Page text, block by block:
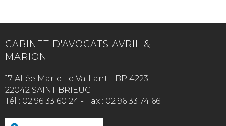
CABINET D'AVOCATS AVRIL &
MARION
17 Allée Marie Le Vaillant - BP 4223
22042 SAINT BRIEUC
Tél : 02 96 33 60 24 - Fax : 02 96 33 74 66